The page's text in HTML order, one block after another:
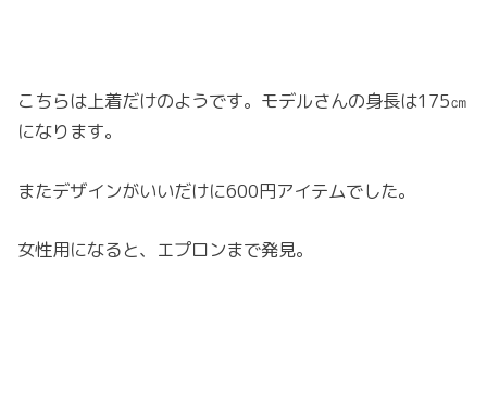
こちらは上着だけのようです。モデルさんの身長は175㎝
になります。
またデザインがいいだけに600円アイテムでした。
女性用になると、エプロンまで発見。